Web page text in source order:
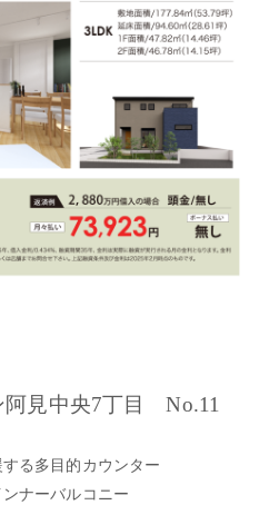
阿見中央7丁目No.11
る多目的カウンター
ナーバルコニー